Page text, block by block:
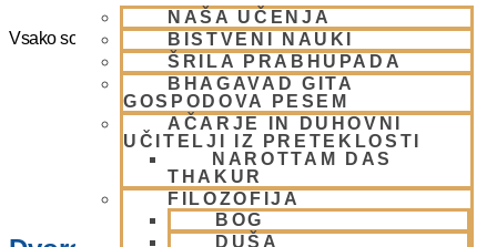
NAŠA UČENJA
BISTVENI NAUKI
ŠRILA PRABHUPADA
BHAGAVAD GITA
GOSPODOVA PESEM
AČARJE IN DUHOVNI
UČITELJI IZ PRETEKLOSTI
NAROTTAM DAS
THAKUR
FILOZOFIJA
BOG
DUŠA
Vsako soboto ob 16.00 do 17:00